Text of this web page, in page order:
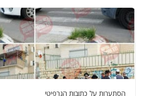
הסתערות על כתובות הגרפיטי